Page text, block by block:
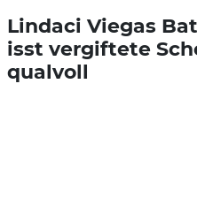
Lindaci Viegas
isst vergiftete
qualvoll